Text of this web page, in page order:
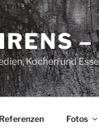
Kochen und
Referenzen Fotos